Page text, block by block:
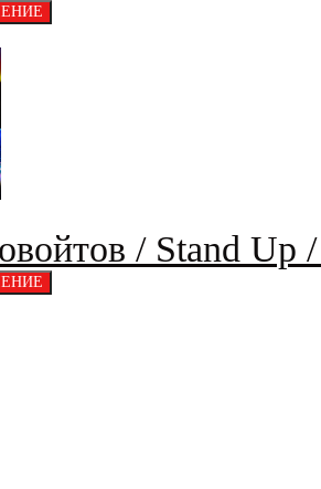
/ Stand Up